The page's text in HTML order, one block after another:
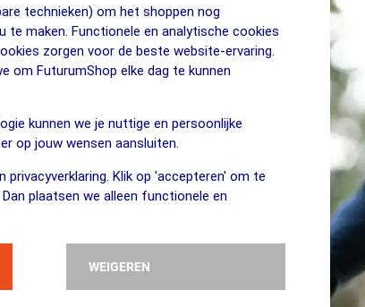
technieken) om het shoppen nog
te maken. Functionele en analytische cookies
zorgen voor de beste website-ervaring.
om FuturumShop elke dag te kunnen
kunnen we je nuttige en persoonlijke
op jouw wensen aansluiten.
privacyverklaring. Klik op 'accepteren' om te
plaatsen we alleen functionele en
WEIGEREN
Heb hem al eens gebruikt om te zien hoe het werkt, en dit
Bedankt 😀👍
Nog niet gebruikt en hopelijk gaat dit ook niet gebeuren